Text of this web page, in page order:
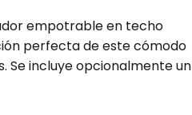
empotrable en techo
perfecta de este cómodo
Se incluye opcionalmente un
más grandes a las